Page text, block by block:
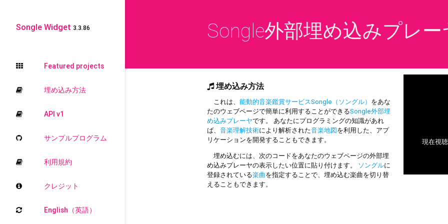
Songle Widget 3.3.86
Featured projects
埋め込み方法
API v1
サンプルプログラム
利用規約
クレジット
English（英語）
Songle外部埋め込みプレー
埋め込み方法
これは、能動的音楽鑑賞サービスSongle（ソングル） をあな
たのウェブページで簡単に利用することができるSongle外部埋
め込みプレーヤです。 あなたにプログラミングの知識があれ
ば、音楽理解技術により解析された音楽地図を利用した、アプ
リケーションを開発することもできます。
埋め込むには、次のコードをあなたのウェブページの外部埋
め込みプレーヤの表示したい位置に貼り付けます。
ソングルに
登録されている楽曲を指定することで、埋め込む楽曲を切り替
えることもできます。